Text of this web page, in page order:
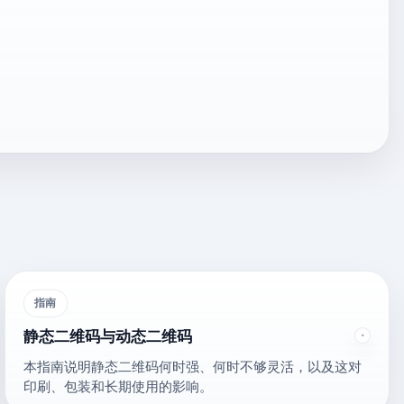
指南
静态二维码与动态二维码
本指南说明静态二维码何时强、何时不够灵活，以及这对
印刷、包装和长期使用的影响。